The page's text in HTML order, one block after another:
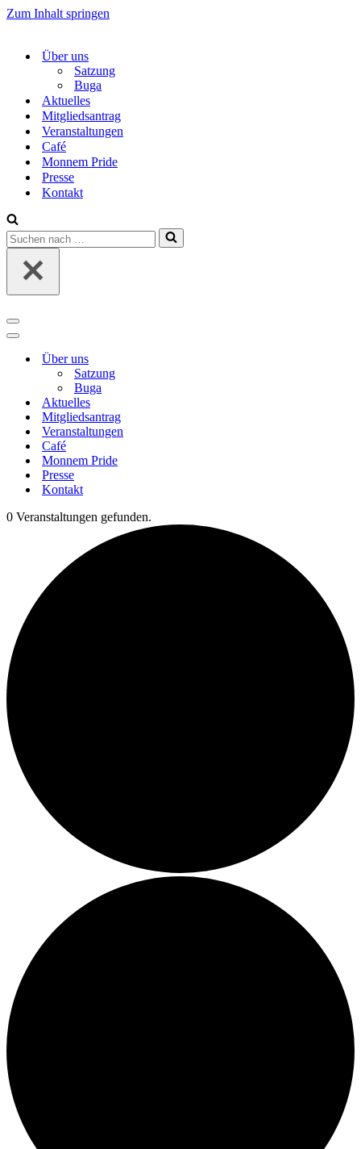
Zum Inhalt springen
Über uns
Satzung
Buga
Aktuelles
Mitgliedsantrag
Veranstaltungen
Café
Monnem Pride
Presse
Kontakt
Suchen
nach …
Navigations-
Menü
Navigations-
Über uns
Satzung
Buga
Aktuelles
Mitgliedsantrag
Veranstaltungen
Café
Monnem Pride
Presse
Kontakt
0 Veranstaltungen gefunden.